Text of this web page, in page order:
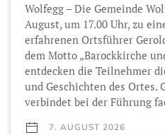
Wolfegg – Die Gemeinde
August, um 17.00 Uhr, zu
erfahrenen Ortsführer
dem Motto „Barockkirche
entdecken die Teilnehmer
und Geschichten des Ortes.
verbindet bei der Führung
7. AUGUST 2026